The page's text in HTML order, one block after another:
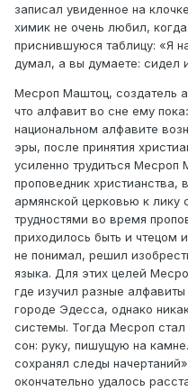
записал увиденное на
химик не очень любил,
приснившуюся таблицу: «Я
думал, а вы думаете: сидел
Месроп Маштоц, создатель
что алфавит во сне ему
национальном алфавите
эры, после принятия
усиленно трудиться
проповедник христианства,
армянской церковью к лику
трудностями во время
приходилось быть и чтецом
не понимал, решил
языка. Для этих целей
где изучил разные
городе Эдесса, однако
системы. Тогда Месроп
сон: руку, пишущую на
сохранял следы
окончательно удалось